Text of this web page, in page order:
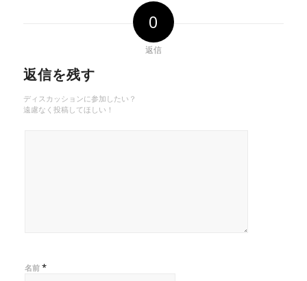
0
返信
返信を残す
ディスカッションに参加したい？
遠慮なく投稿してほしい！
名前 *